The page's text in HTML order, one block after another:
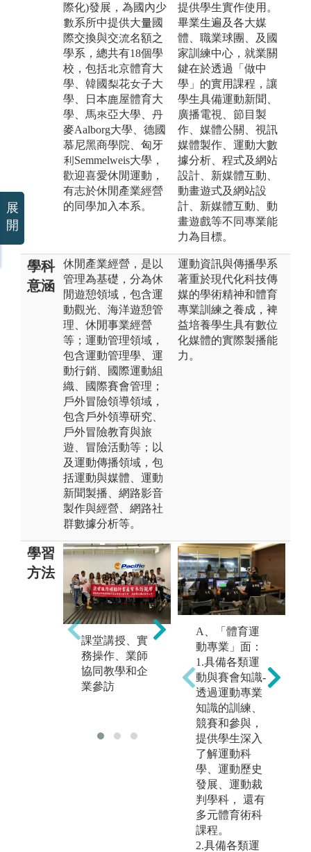
際化)發展，為國內少
數系所中提供大量國
際交換與交流名額之
學系，總共有18個學
校，包括北京體育大
學、韓國梨花女子大
學、日本鹿屋體育大
學、馬來亞大學、丹
麥Aalborg大學、德國
慕尼黑商學院、匈牙
利Semmelweis大學，
歡迎喜愛休閒運動，
有志於休閒產業經營
的同學加入本系。
提供學生實作使用。
畢業生遍及各大媒
體、職業球團、及國
家訓練中心，就業關
鍵在於透過「做中
學」的實用課程，讓
學生具備運動新聞、
廣播電視、節目製
作、媒體公關、視訊
媒體製作、運動大數
據分析、程式及網站
設計、新媒體互動、
動畫遊式及網站設
計、新媒體互動、動
畫遊戲等不同專業能
力為目標。
學科
意涵
休閒產業經營，是以
管理為基礎，分為休
閒遊憩領域，包含運
動觀光、海洋遊憩管
理、休閒事業經營
等；運動管理領域，
包含運動管理學、運
動行銷、國際運動組
織、國際賽會管理；
戶外冒險領導領域，
包含戶外領導研究、
戶外冒險教育與旅
遊、冒險活動等；以
及運動傳播領域，包
括運動與媒體、運動
新聞製播、網路影音
製作與經營、網路社
群數據分析等。
運動資訊與傳播學系
著重於現代化科技傳
媒的學術精神和體育
專業訓練之養成，裨
益培養學生具有數位
化媒體的實際製播能
力。
學習
方法
課堂講授、實
務操作、業師
協同教學和企
業參訪
未上傳圖片
教師課堂講授
A、「體育運
動專業」面：
1.具備各類運
動與賽會知識-
透過運動專業
知識的訓練、
競賽和參與，
提供學生深入
了解運動科
學、運動歷史
發展、運動裁
判學科， 還有
多元體育術科
課程。
2.具備各類運
展
開